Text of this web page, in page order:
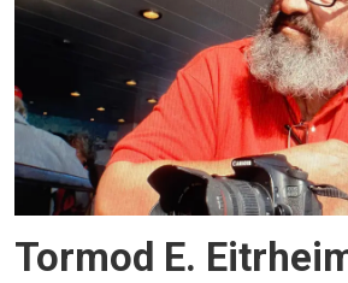
Tormod E.